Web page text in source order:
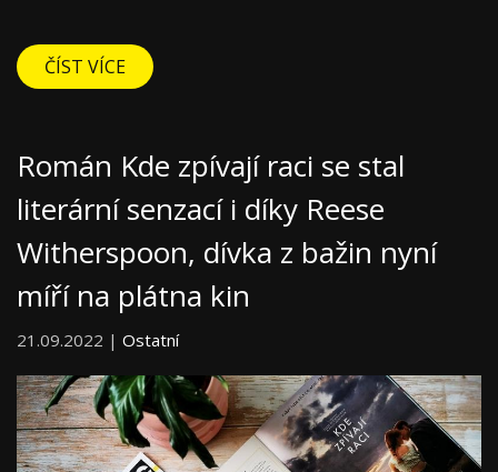
ČÍST VÍCE
Román Kde zpívají raci se stal
literární senzací i díky Reese
Witherspoon, dívka z bažin nyní
míří na plátna kin
21.09.2022 | Ostatní